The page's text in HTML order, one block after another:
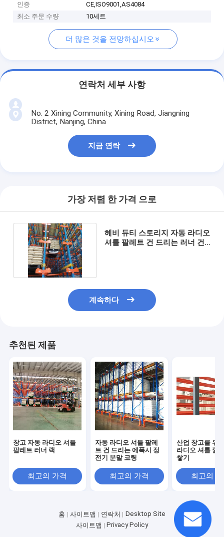
인증
CE,ISO9001,AS4084
최소 주문 수량
10세트
더 많은 것을 전망하십시오
연락처 세부 사항
No. 2 Xining Community, Xining Road, Jiangning
District, Nanjing, China
지금 연락
가장 저렴 한 가격 으로
헤비 듀티 스토리지 자동 라디오
셔틀 팔레트 건 드리는 러너 건
계속하다
추천된 제품
창고 자동 라디오 셔틀
팔레트 러너 랙
최고의 가격
자동 라디오 셔틀 팔레
트 건 드리는 에폭시 정
전기 분말 코팅
최고의 가격
산업 창고를 위
라디오 셔틀 깔
쌓기
최고의
홈 사이트맵 연락처
Desktop Site
사이트맵
Privacy Policy